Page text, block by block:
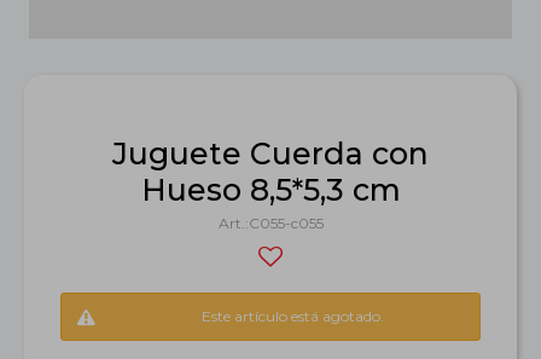
Juguete Cuerda con
Hueso 8,5*5,3 cm
C055-c055
Este artículo está agotado.